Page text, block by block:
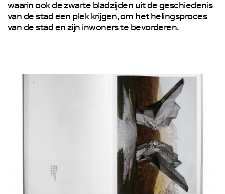
waarin ook de zwarte bladzijden uit de geschiedenis
van de stad een plek krijgen, om het helingsproces
van de stad en zijn inwoners te bevorderen.